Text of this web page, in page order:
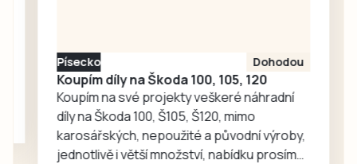
dramatické
osudy…
Písecko Dohodou
Koupím díly na Škoda 100, 105, 120
Koupím na své projekty veškeré náhradní
díly na Škoda 100, Š105, Š120, mimo
karosářských, nepoužité a původní výroby,
jednotlivě i větší množství, nabídku prosím